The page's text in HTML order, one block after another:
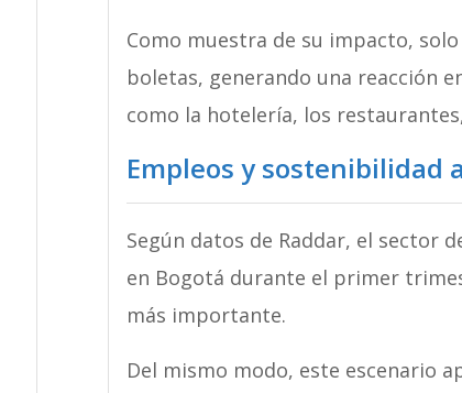
Como muestra de su impacto,
boletas, generando una reacción
como la hotelería, los
Empleos y sostenibilidad
Según datos de Raddar, el sector
en Bogotá durante el primer
más importante.
Del mismo modo, este escenario